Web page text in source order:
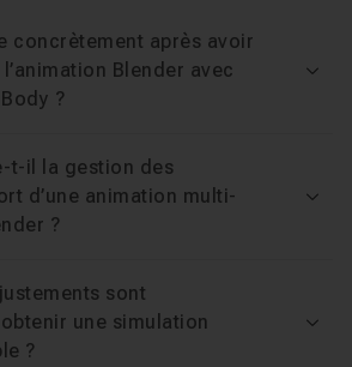
concrètement après avoir
Blender avec
?
t-il la gestion des
d’une animation multi-
?
sont
une simulation
?